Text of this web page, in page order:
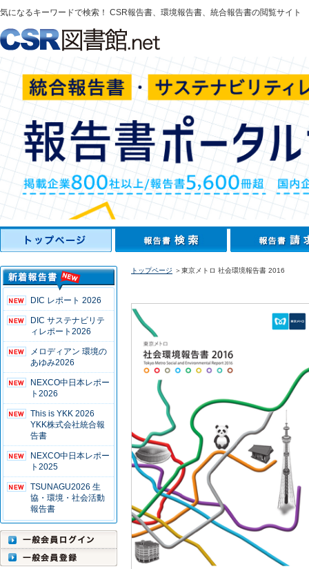
気になるキーワードで検索！ CSR報告書、環境報告書、統合報告書の閲覧サイト
DIC レポート 2026
DIC サステナビリテ
ィレポート2026
メロディアン 環境の
あゆみ2026
NEXCO中日本レポー
ト2026
This is YKK 2026
YKK株式会社統合報
告書
NEXCO中日本レポー
ト2025
TSUNAGU2026 生
協・環境・社会活動
報告書
トップページ ＞東京メトロ 社会環境報告書 2016